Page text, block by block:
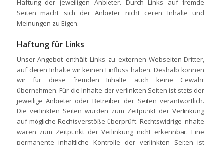
Haftung der jeweiligen Anbieter. Durch Links auf fremde
Seiten macht sich der Anbieter nicht deren Inhalte und
Meinungen zu Eigen.
Haftung für Links
Unser Angebot enthält Links zu externen Webseiten Dritter,
auf deren Inhalte wir keinen Einfluss haben. Deshalb können
wir für diese fremden Inhalte auch keine Gewähr
übernehmen. Für die Inhalte der verlinkten Seiten ist stets der
jeweilige Anbieter oder Betreiber der Seiten verantwortlich.
Die verlinkten Seiten wurden zum Zeitpunkt der Verlinkung
auf mögliche Rechtsverstöße überprüft. Rechtswidrige Inhalte
waren zum Zeitpunkt der Verlinkung nicht erkennbar. Eine
permanente inhaltliche Kontrolle der verlinkten Seiten ist